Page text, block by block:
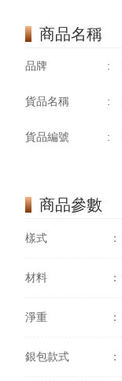
商品名稱
品牌 :
貨品名稱 :
貨品編號 :
商品參數
樣式 ：
材料 ：
淨重 ：
銀包款式 ：